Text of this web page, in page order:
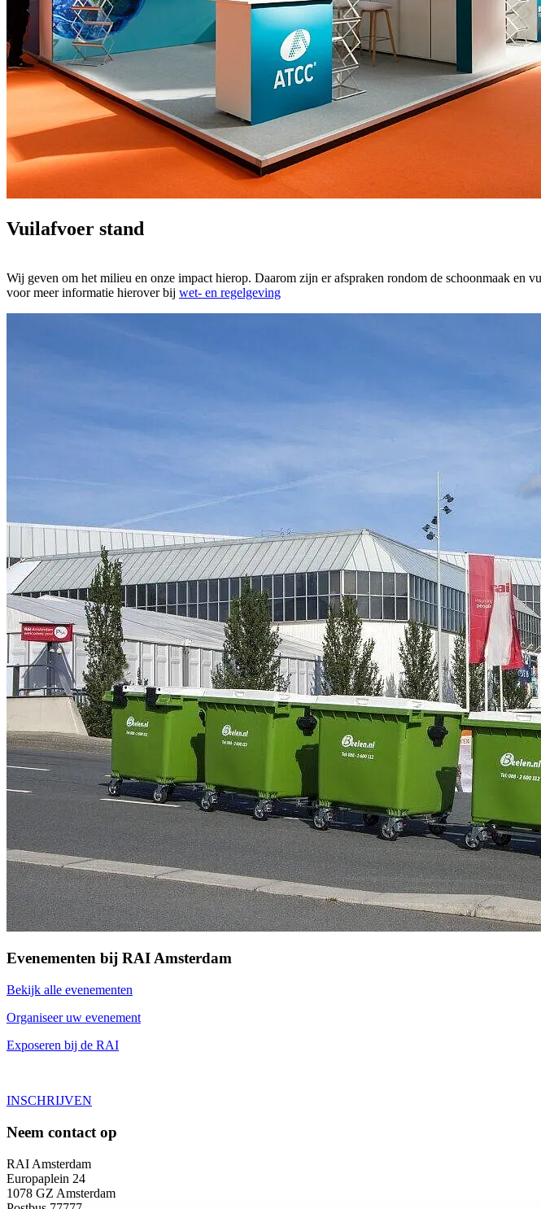
Vuilafvoer stand
Wij geven om het milieu en onze impact hierop. Daarom zijn er afspraken rondom de schoonmaak
voor meer informatie hierover bij wet- en regelgeving
Evenementen bij RAI Amsterdam
Bekijk alle evenementen
Organiseer uw evenement
Exposeren bij de RAI
INSCHRIJVEN
Neem contact op
RAI Amsterdam
Europaplein 24
1078 GZ Amsterdam